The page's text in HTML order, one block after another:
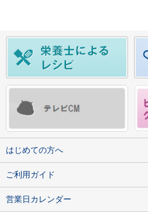
はじめての方へ
ご利用ガイド
営業日カレンダー